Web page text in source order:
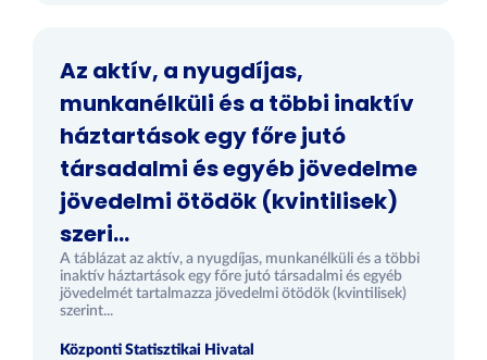
Az aktív, a nyugdíjas,
munkanélküli és a többi inaktív
háztartások egy főre jutó
társadalmi és egyéb jövedelme
jövedelmi ötödök (kvintilisek)
szeri...
A táblázat az aktív, a nyugdíjas, munkanélküli és a többi
inaktív háztartások egy főre jutó társadalmi és egyéb
jövedelmét tartalmazza jövedelmi ötödök (kvintilisek)
szerint...
Központi Statisztikai Hivatal